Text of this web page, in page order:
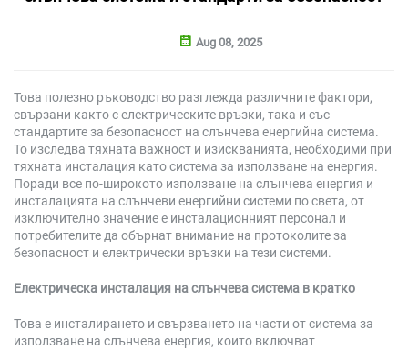
Aug 08, 2025
Това полезно ръководство разглежда различните фактори,
свързани както с електрическите връзки, така и със
стандартите за безопасност на слънчева енергийна система.
То изследва тяхната важност и изискванията, необходими при
тяхната инсталация като система за използване на енергия.
Поради все по-широкото използване на слънчева енергия и
инсталацията на слънчеви енергийни системи по света, от
изключително значение е инсталационният персонал и
потребителите да обърнат внимание на протоколите за
безопасност и електрически връзки на тези системи.
Електрическа инсталация на слънчева система в кратко
Това е инсталирането и свързването на части от система за
използване на слънчева енергия, които включват